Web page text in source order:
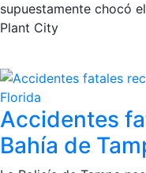
supuestamente chocó
Plant City
Accidentes
Bahía de